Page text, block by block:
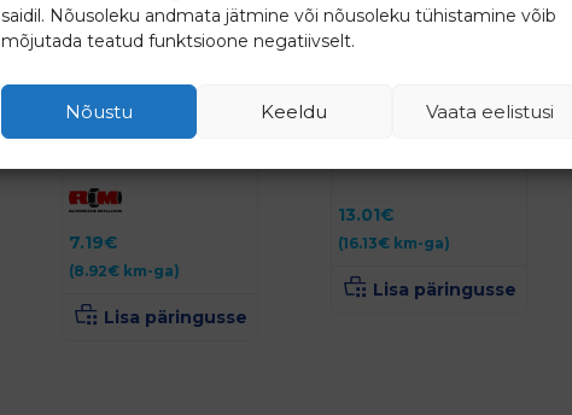
saidil. Nõusoleku andmata jätmine või nõusoleku tühistamine võib
mõjutada teatud funktsioone negatiivselt.
Nõustu Keeldu Vaata eelistusi
Kaksiknippel DN25
7.19€
(8.92€km-ga)
Lisa päringusse
13.01€
(16.13€km-ga)
Lisa päringusse